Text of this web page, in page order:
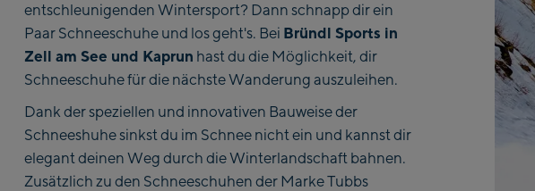
entschleunigenden Wintersport? Dann schnapp dir ein
Paar Schneeschuhe und los geht's. Bei Bründl Sports in
Zell am See und Kaprun hast du die Möglichkeit, dir
Schneeschuhe für die nächste Wanderung auszuleihen.
Dank der speziellen und innovativen Bauweise der
Schneeshuhe sinkst du im Schnee nicht ein und kannst dir
elegant deinen Weg durch die Winterlandschaft bahnen.
Zusätzlich zu den Schneeschuhen der Marke Tubbs